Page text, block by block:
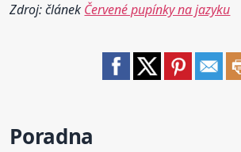
Zdroj: článek Červené pupínky na jazyku
Poradna